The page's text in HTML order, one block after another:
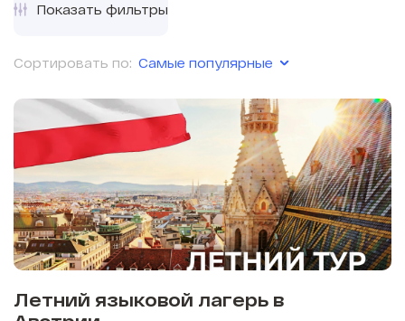
Сортировать по: Самые популярные
Показать фильтры
Летний языковой лагерь в